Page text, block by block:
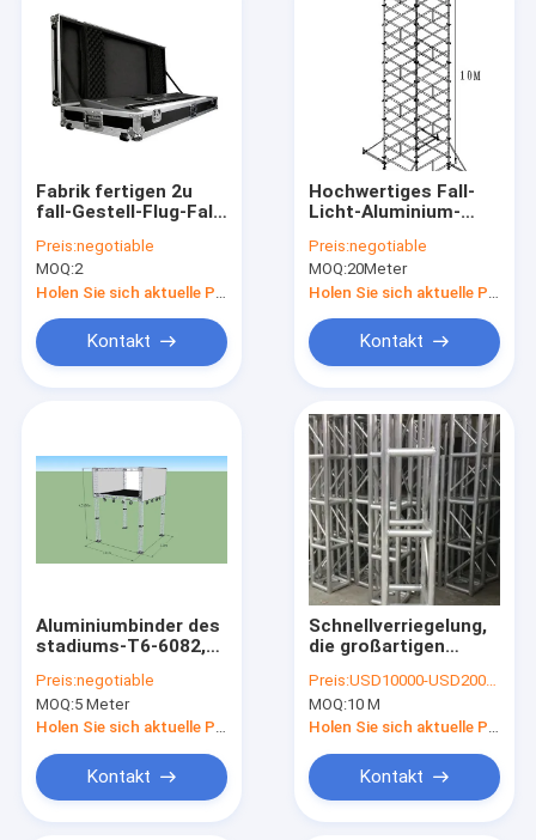
Fabrik fertigen 2u
fall-Gestell-Flug-Fall
Aluminiummit
schwarzem
Aluminiumlegierungs-
Kasten besonders an
Preis:negotiable
MOQ:2
Kontakt
Hochwertiges Fall-
Licht-Aluminium-
Aluminium-6082-T6
Länge 2*2*2mm
Preis:negotiable
MOQ:20Meter
Kontakt
Aluminiumbinder des
stadiums-T6-6082,
Binder-Fahnen-Stand
3x3m
Preis:negotiable
MOQ:5 Meter
Holen Sie sich aktuelle Preis
Kontakt
Schnellverriegelung,
die großartigen
Binder für
Mittelfestival-Länge
400*600mm
Preis:USD10000-USD20000/SET
MOQ:10 M
Holen Sie sich aktuelle Preis
Kontakt